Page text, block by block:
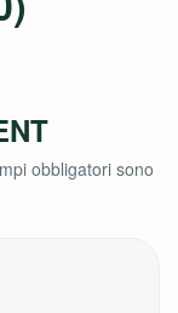
obbligatori sono